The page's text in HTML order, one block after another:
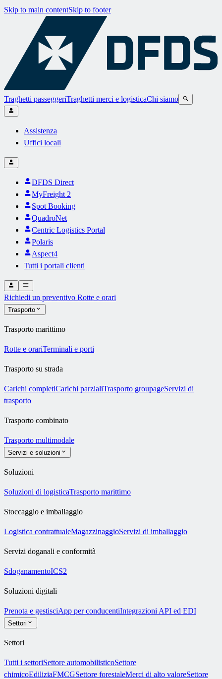
Skip to main contentSkip to footer
Traghetti passeggeriTraghetti merci e logisticaChi siamo
Assistenza
Uffici locali
DFDS Direct
MyFreight 2
Spot Booking
QuadroNet
Centric Logistics Portal
Polaris
Aspect4
Tutti i portali clienti
Richiedi un preventivo Rotte e orari
Trasporto
Trasporto marittimo
Rotte e orariTerminali e porti
Trasporto su strada
Carichi completiCarichi parzialiTrasporto groupageServizi di
trasporto
Trasporto combinato
Trasporto multimodale
Servizi e soluzioni
Soluzioni
Soluzioni di logisticaTrasporto marittimo
Stoccaggio e imballaggio
Logistica contrattualeMagazzinaggioServizi di imballaggio
Servizi doganali e conformità
SdoganamentoICS2
Soluzioni digitali
Prenota e gestisciApp per conducentiIntegrazioni API ed EDI
Settori
Settori
Tutti i settoriSettore automobilisticoSettore
chimicoEdiliziaFMCGSettore forestaleMerci di alto valoreSettore